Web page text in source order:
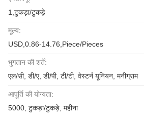
1,टुकड़ा/टुकड़े
मूल्य:
USD,0.86-14.76,Piece/Pieces
भुगतान की शर्तें:
एल/सी, डी/ए, डी/पी, टी/टी, वेस्टर्न यूनियन, मनीग्राम
आपूर्ति की योग्यता:
5000, टुकड़ा/टुकड़े, महीना